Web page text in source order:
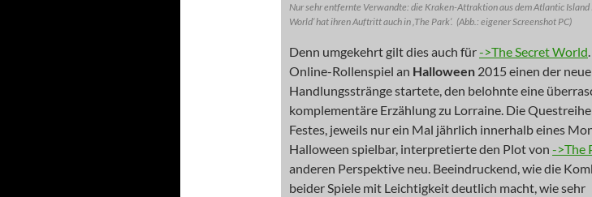
Nur sehr entfernte Verwandte: die Kraken-Attraktion aus dem Atlantic Island
World‘ hat ihren Auftritt auch in ‚The Park‘. (Abb.: eigener Screenshot PC)
Denn umgekehrt gilt dies auch für->The Secret World
Online-Rollenspiel an Halloween 2015 einen der
Handlungsstränge startete, den belohnte eine
komplementäre Erzählung zu Lorraine. Die
Festes, jeweils nur ein Mal jährlich innerhalb eines
Halloween spielbar, interpretierte den Plot von ->The
anderen Perspektive neu. Beeindruckend, wie die
beider Spiele mit Leichtigkeit deutlich macht, wie sehr